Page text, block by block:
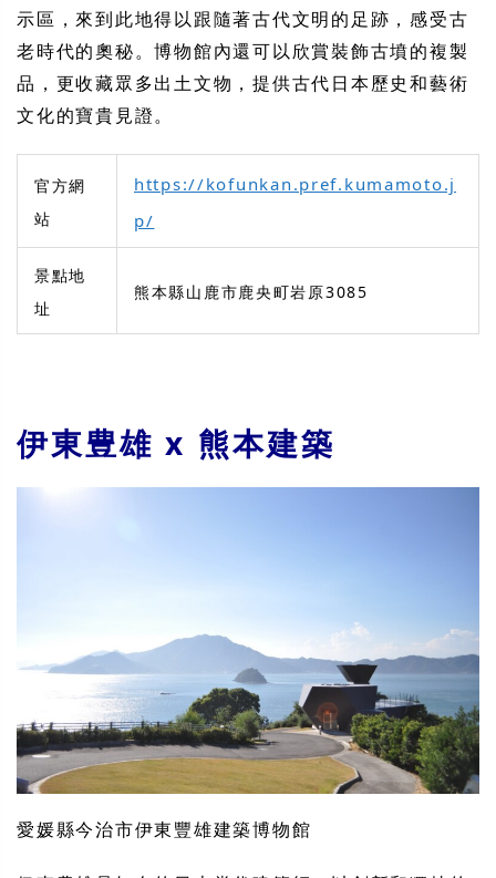
示區，來到此地得以跟隨著古代文明的足跡，感受古
老時代的奧秘。博物館內還可以欣賞裝飾古墳的複製
品，更收藏眾多出土文物，提供古代日本歷史和藝術
文化的寶貴見證。
官方網
站
https://kofunkan.pref.kumamoto.j
p/
景點地
址
熊本縣山鹿市鹿央町岩原3085
伊東豊雄 x 熊本建築
愛媛縣今治市伊東豐雄建築博物館